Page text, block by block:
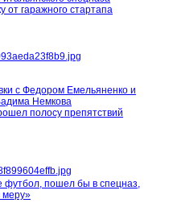
от гаражного стартапа
с Федором Емельяненко и
Немкова
полосу препятствий
футбол, пошел бы в спецназ,
меру»